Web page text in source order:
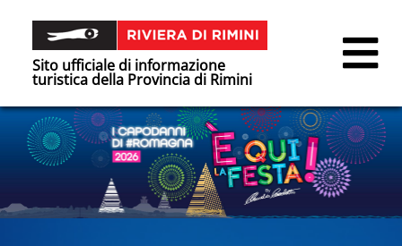
Sito ufficiale di informazione
turistica della Provincia di Rimini